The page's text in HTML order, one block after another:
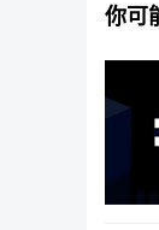
你可